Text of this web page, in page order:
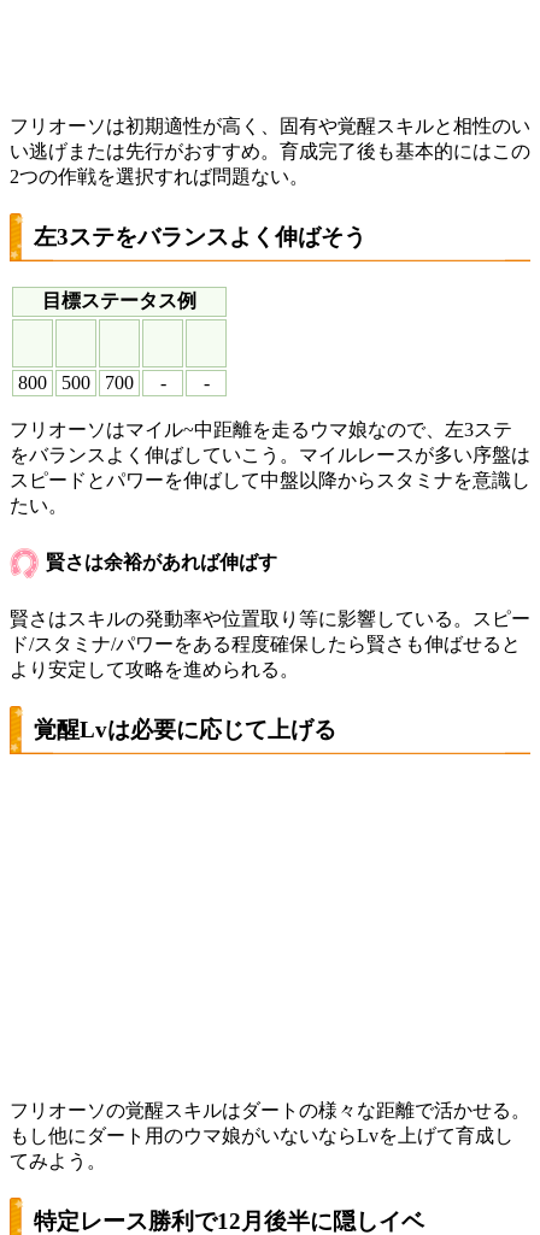
フリオーソは初期適性が高く、固有や覚醒スキルと相性のい
い逃げまたは先行がおすすめ。育成完了後も基本的にはこの
2つの作戦を選択すれば問題ない。
左3ステをバランスよく伸ばそう
目標ステータス例
800 500 700 - -
フリオーソはマイル~中距離を走るウマ娘なので、左3ステ
をバランスよく伸ばしていこう。マイルレースが多い序盤は
スピードとパワーを伸ばして中盤以降からスタミナを意識し
たい。
賢さは余裕があれば伸ばす
賢さはスキルの発動率や位置取り等に影響している。スピー
ド/スタミナ/パワーをある程度確保したら賢さも伸ばせると
より安定して攻略を進められる。
覚醒Lvは必要に応じて上げる
フリオーソの覚醒スキルはダートの様々な距離で活かせる。
もし他にダート用のウマ娘がいないならLvを上げて育成し
てみよう。
特定レース勝利で12月後半に隠しイベ